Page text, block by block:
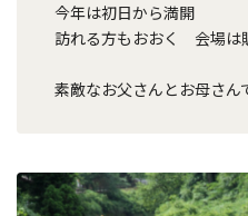
今年は初日から満開
訪れる方もおおく 会場は
素敵なお父さんとお母さ